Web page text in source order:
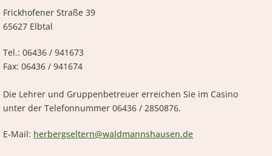
Frickhofener Straße 39
65627 Elbtal
Tel.: 06436 / 941673
Fax: 06436 / 941674
Die Lehrer und Gruppenbetreuer erreichen Sie im Casino
unter der Telefonnummer 06436 / 2850876.
E-Mail: herbergseltern@waldmannshausen.de